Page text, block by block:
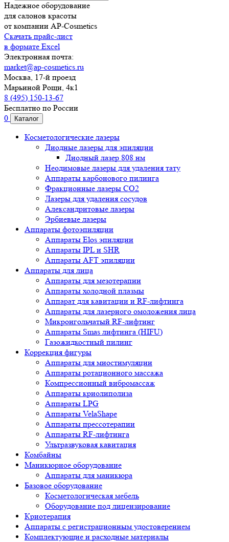
Надежное оборудование
для салонов красоты
от компании AP-Cosmetics
Скачать прайс-лист
в формате Excel
Электронная почта:
market@ap-cosmetics.ru
Москва, 17-й проезд
Марьиной Рощи, 4к1
8 (495) 150-13-67
Бесплатно по России
0
Каталог
Косметологические лазеры
Диодные лазеры для эпиляции
Диодный лазер 808 нм
Неодимовые лазеры для удаления тату
Аппараты карбонового пилинга
Фракционные лазеры CO2
Лазеры для удаления сосудов
Александритовые лазеры
Эрбиевые лазеры
Аппараты фотоэпиляции
Аппараты Elos эпиляции
Аппараты IPL и SHR
Аппараты AFT эпиляции
Аппараты для лица
Аппараты для мезотерапии
Аппараты холодной плазмы
Аппарат для кавитации и RF-лифтинга
Аппараты для лазерного омоложения лица
Микроигольчатый RF-лифтинг
Аппараты Smas лифтинга (HIFU)
Газожидкостный пилинг
Коррекция фигуры
Аппараты для миостимуляции
Аппараты ротационного массажа
Компрессионный вибромассаж
Аппараты криолиполиза
Аппараты LPG
Аппараты VelaShape
Аппараты прессотерапии
Аппараты RF-лифтинга
Ультразвуковая кавитация
Комбайны
Маникюрное оборудование
Аппараты для маникюра
Базовое оборудование
Косметологическая мебель
Оборудование под лицензирование
Криотерапия
Аппараты c регистрационным удостоверением
Комплектующие и расходные материалы